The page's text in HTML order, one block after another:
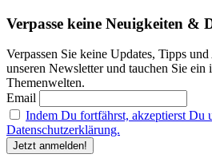
Verpasse keine Neuigkeiten &
Verpassen Sie keine Updates, Tipps
unseren Newsletter und tauchen Sie ein
Themenwelten.
Email
Indem Du fortfährst, akzeptierst Du
Datenschutzerklärung.